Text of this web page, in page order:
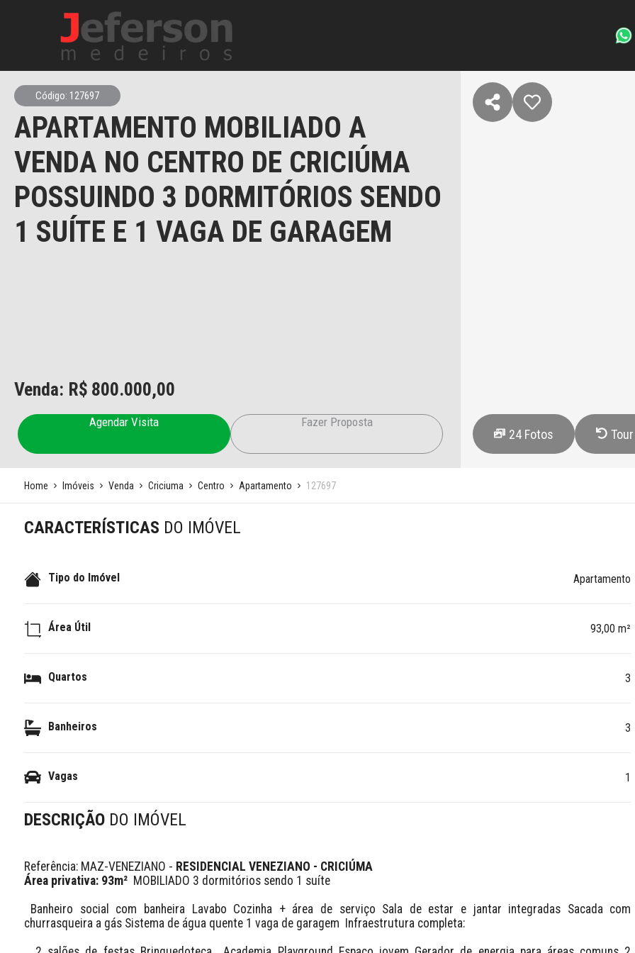
Código: 127697
APARTAMENTO MOBILIADO A
VENDA NO CENTRO DE CRICIÚMA
POSSUINDO 3 DORMITÓRIOS SENDO
1 SUÍTE E 1 VAGA DE GARAGEM
Venda: R$ 800.000,00
Agendar Visita Fazer Proposta
24 Fotos
Home Imóveis Venda Criciuma Centro Apartamento 127697
CARACTERÍSTICAS DO IMÓVEL
Tipo do Imóvel Apartamento
Área Útil 93,00 m²
Quartos 3
Banheiros 3
Vagas 1
DESCRIÇÃO DO IMÓVEL
Referência: MAZ-VENEZIANO - RESIDENCIAL VENEZIANO - CRICIÚMA
Área privativa: 93m²
  MOBILIADO 3 dormitórios sendo 1 suíte
churrasqueira a gás Sistema de água quente 1 vaga de garagem  Infraestrutura completa: